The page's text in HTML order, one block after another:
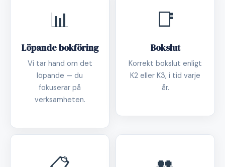
📊
Löpande bokföring
Vi tar hand om det
löpande — du
fokuserar på
verksamheten.
📑
Bokslut
Korrekt bokslut enligt
K2 eller K3, i tid varje
år.